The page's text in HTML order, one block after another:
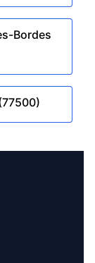
Bordes